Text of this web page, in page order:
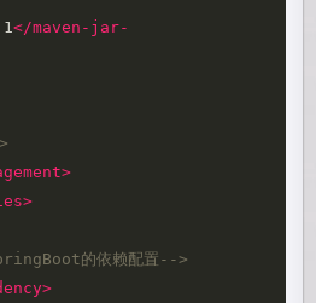
</maven-jar-
的依赖配置-->